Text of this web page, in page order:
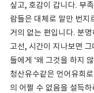
싶고, 호감이 갑니다. 부
람들은 대체로 말만 번지
거의 없는 편입니다. 분
고선, 시간이 지나보면
들에게 ‘왜 그것을 하지
청산유수같은 언어유희
의 어쩔 수 없음을 설득하